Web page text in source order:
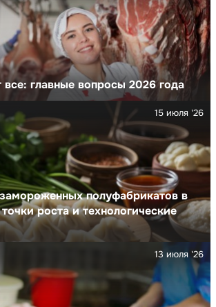
главные вопросы 2026 года
полуфабрикатов в
роста и технологические
15 июля '26
13 июля '26